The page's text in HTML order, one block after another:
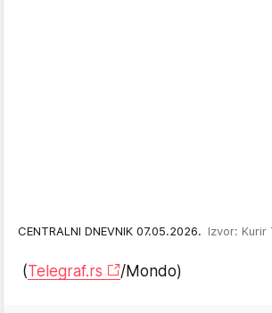
CENTRALNI DNEVNIK 07.05.2026. Izvor: Kurir
(Telegraf.rs /Mondo)